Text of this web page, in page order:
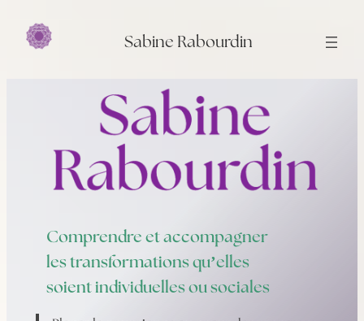
Sabine Rabourdin
Comprendre et accompagner
les transformations qu’elles
soient individuelles ou sociales